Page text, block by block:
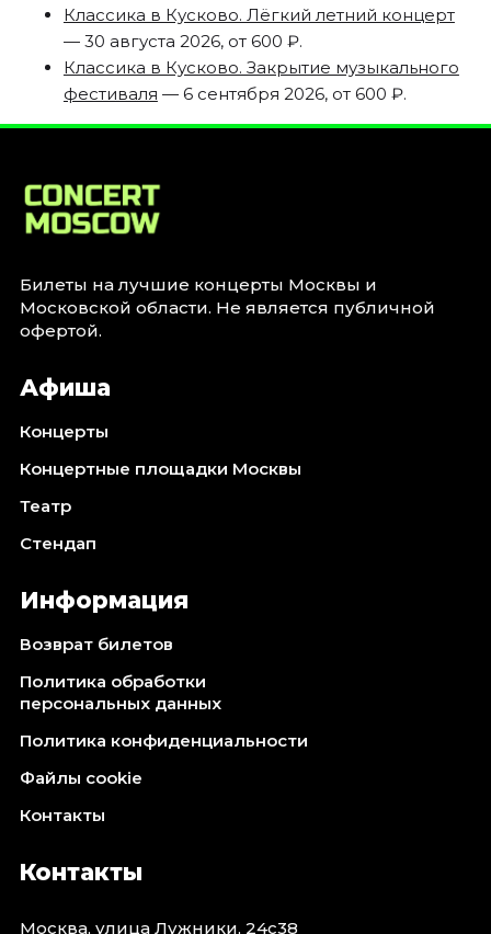
Классика в Кусково. Лёгкий летний концерт
— 30 августа 2026, от 600 ₽.
Классика в Кусково. Закрытие музыкального
фестиваля — 6 сентября 2026, от 600 ₽.
Билеты на лучшие концерты Москвы и
Московской области. Не является публичной
офертой.
Афиша
Концерты
Концертные площадки Москвы
Театр
Стендап
Информация
Возврат билетов
Политика обработки
персональных данных
Политика конфиденциальности
Файлы cookie
Контакты
Контакты
Москва, улица Лужники, 24с38